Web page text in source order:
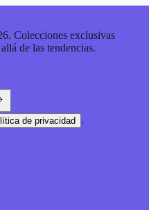
Colecciones exclusivas
de las tendencias.
de privacidad .